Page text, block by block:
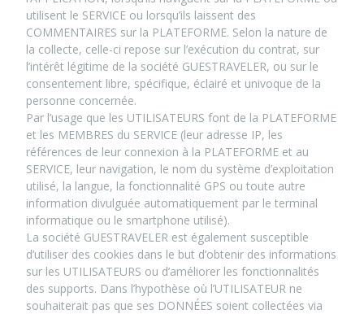
utilisent le SERVICE ou lorsqu’ils laissent des
COMMENTAIRES sur la PLATEFORME. Selon la nature de
la collecte, celle-ci repose sur l’exécution du contrat, sur
l’intérêt légitime de la société GUESTRAVELER, ou sur le
consentement libre, spécifique, éclairé et univoque de la
personne concernée.
Par l’usage que les UTILISATEURS font de la PLATEFORME
et les MEMBRES du SERVICE (leur adresse IP, les
références de leur connexion à la PLATEFORME et au
SERVICE, leur navigation, le nom du système d’exploitation
utilisé, la langue, la fonctionnalité GPS ou toute autre
information divulguée automatiquement par le terminal
informatique ou le smartphone utilisé).
La société GUESTRAVELER est également susceptible
d’utiliser des cookies dans le but d’obtenir des informations
sur les UTILISATEURS ou d’améliorer les fonctionnalités
des supports. Dans l’hypothèse où l’UTILISATEUR ne
souhaiterait pas que ses DONNÉES soient collectées via